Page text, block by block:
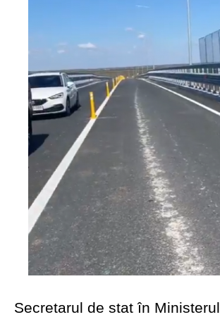
Secretarul de stat în Ministerul